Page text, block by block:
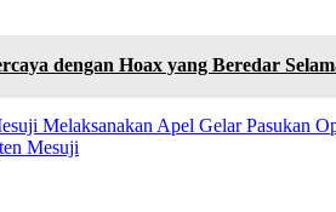
dengan Hoax yang Beredar
Melaksanakan Apel Gelar Pasukan
Mesuji